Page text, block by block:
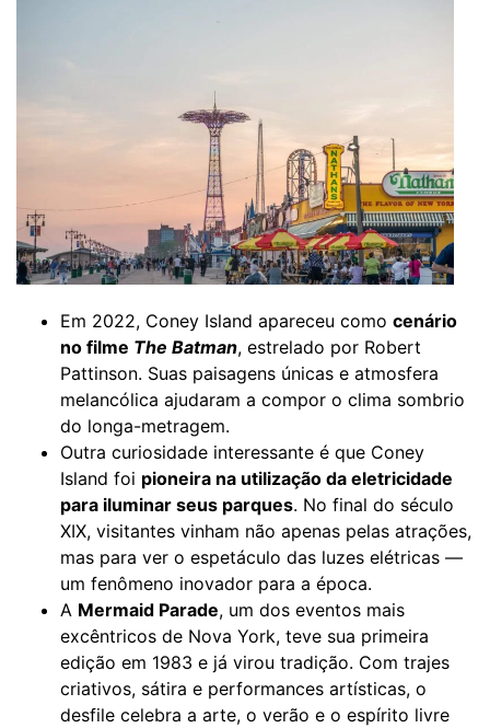
Em 2022, Coney Island apareceu como cenário
no filme The Batman, estrelado por Robert
Pattinson. Suas paisagens únicas e atmosfera
melancólica ajudaram a compor o clima sombrio
do longa-metragem.
Outra curiosidade interessante é que Coney
Island foi pioneira na utilização da eletricidade
para iluminar seus parques. No final do século
XIX, visitantes vinham não apenas pelas atrações,
mas para ver o espetáculo das luzes elétricas —
um fenômeno inovador para a época.
A Mermaid Parade, um dos eventos mais
excêntricos de Nova York, teve sua primeira
edição em 1983 e já virou tradição. Com trajes
criativos, sátira e performances artísticas, o
desfile celebra a arte, o verão e o espírito livre